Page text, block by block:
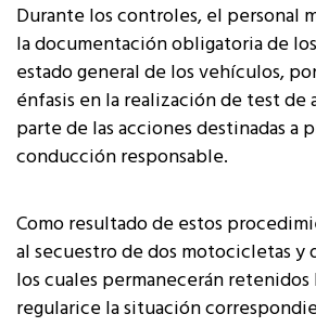
Durante los controles, el personal
la documentación obligatoria de
estado general de los vehículos,
énfasis en la realización de test de
parte de las acciones destinadas a
conducción responsable.
Como resultado de estos
al secuestro de dos motocicletas y
los cuales permanecerán retenidos
regularice la situación